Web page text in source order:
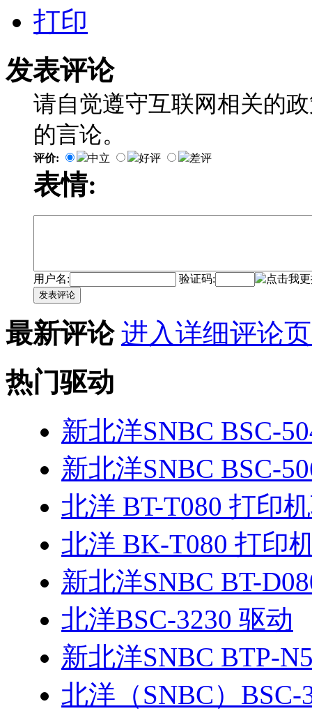
打印
发表评论
请自觉遵守互联网相关的
的言论。
评价: 中立 好评 差评
表情:
用户名: 验证码:
发表评论
最新评论 进入详细评论
热门驱动
新北洋SNBC BSC-
新北洋SNBC BSC-
北洋 BT-T080 打印
北洋 BK-T080 打印
新北洋SNBC BT-
北洋BSC-3230 驱动
新北洋SNBC BTP-
北洋（SNBC）BSC-